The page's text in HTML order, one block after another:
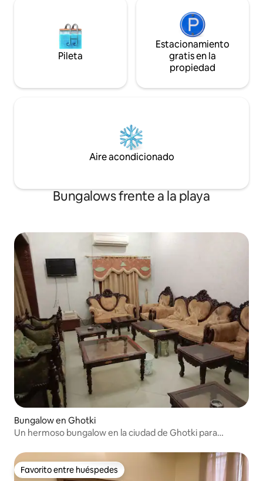
Pileta
Estacionamiento
gratis en la
propiedad
Aire acondicionado
Bungalows frente a la playa
Bungalow en Ghotki
Un hermoso bungalow en la ciudad de Ghotki para
Favorito entre huéspedes
Favorito entre huéspedes